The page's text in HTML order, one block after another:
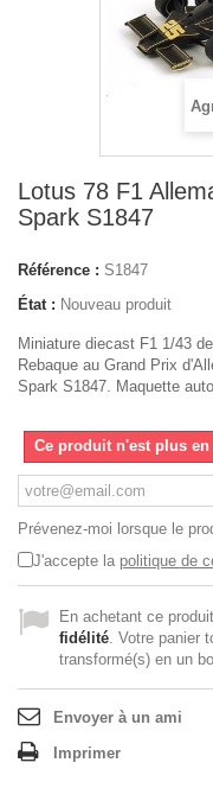
Lotus 78 F1
Spark S1847
Référence : S1847
État : Nouveau produit
Miniature diecast F1 1/43
Rebaque au Grand Prix
Spark S1847. Maquette
Ce produit n'est plus en
Prévenez-moi lorsque le
J'accepte la politique de
En achetant ce
fidélité. Votre panier
transformé(s) en un
Envoyer à un ami
Imprimer